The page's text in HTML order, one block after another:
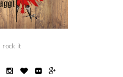
rock it